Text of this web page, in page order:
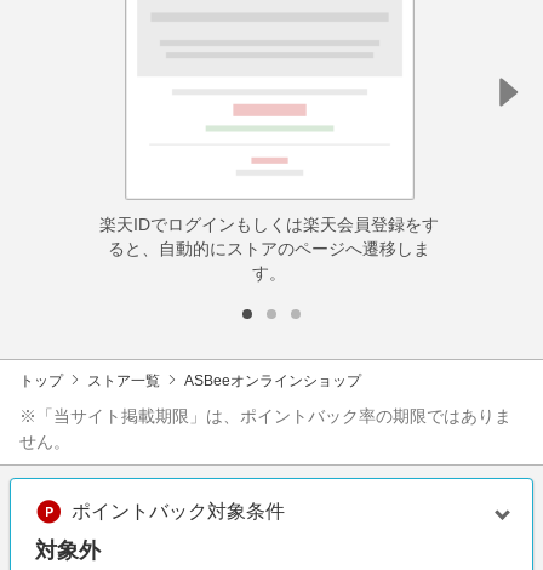
楽天IDでログインもしくは楽天会員登録をす
ると、自動的にストアのページへ遷移しま
す。
トップ ストア一覧 ASBeeオンラインショップ
※「当サイト掲載期限」は、ポイントバック率の期限ではありま
せん。
ポイントバック対象条件
対象外